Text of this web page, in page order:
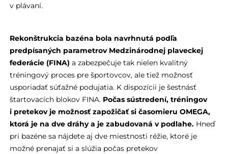
v plávaní.
Rekonštrukcia bazéna bola navrhnutá podľa
predpísaných parametrov Medzinárodnej plaveckej
federácie (FINA) a zabezpečuje tak nielen kvalitný
tréningový proces pre športovcov, ale tiež možnosť
usporiadať súťažné podujatia. K dispozícii je šestnásť
štartovacích blokov FINA. Počas sústredení, tréningov
i pretekov je možnosť zapožičať si časomieru OMEGA,
ktorá je na dve dráhy a je zabudovaná v podlahe.Hneď
pri bazéne sa nájdete aj dve miestnosti réžie, ktoré je
možné prenajať si a slúžia počas pretekov